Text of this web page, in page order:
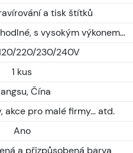
a tisk štítků
s vysokým výkonem...
220/230/240V
1 kus
Čína
akce pro malé firmy... atd.
Ano
a přizpůsobená barva